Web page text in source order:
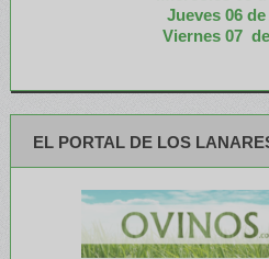
Jueves 06
Viernes 07
EL PORTAL DE LOS